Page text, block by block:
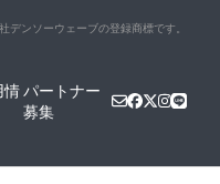
デンソーウェーブの登録商標です。
情パートナー
募集